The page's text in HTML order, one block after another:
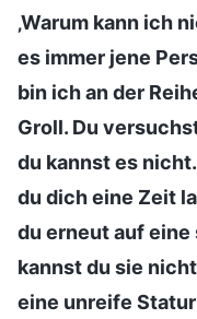
‚Warum kann ich
es immer jene
bin ich an der
Groll. Du
du kannst es
du dich eine Zeit
du erneut auf
kannst du sie
eine unreife